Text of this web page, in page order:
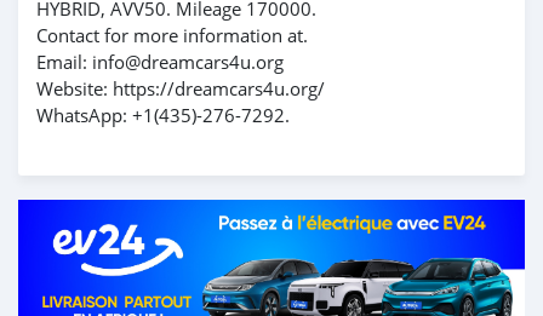
HYBRID, AVV50. Mileage 170000.
Contact for more information at.
Email: info@dreamcars4u.org
Website: https://dreamcars4u.org/
WhatsApp: +1(435)-276-7292.